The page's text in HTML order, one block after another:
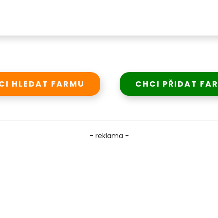
HLEDAT FARMU CHCI PŘIDAT
- reklama -